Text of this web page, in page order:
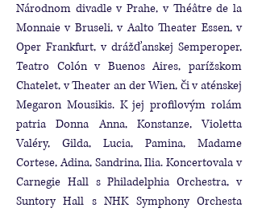
Národnom divadle v Prahe, v Théâtre de la
Monnaie v Bruseli, v Aalto Theater Essen, v
Oper Frankfurt, v drážďanskej Semperoper,
Teatro Colón v Buenos Aires, parížskom
Chatelet, v Theater an der Wien, či v aténskej
Megaron Mousikis. K jej profilovým rolám
patria Donna Anna, Konstanze, Violetta
Valéry, Gilda, Lucia, Pamina, Madame
Cortese, Adina, Sandrina, Ilia. Koncertovala v
Carnegie Hall s Philadelphia Orchestra, v
Suntory Hall s NHK Symphony Orchesta